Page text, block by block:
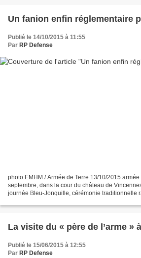
Un fanion enfin réglementaire
Publié le 14/10/2015 à 11:55
Par RP Defense
photo EMHM / Armée de Terre 13/10/2015
septembre, dans la cour du château de
journée Bleu-Jonquille, cérémonie traditionnelle
La visite du « père de l’arme »
Publié le 15/06/2015 à 12:55
Par RP Defense